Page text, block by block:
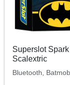
Superslot
Scalextric
Bluetooth,